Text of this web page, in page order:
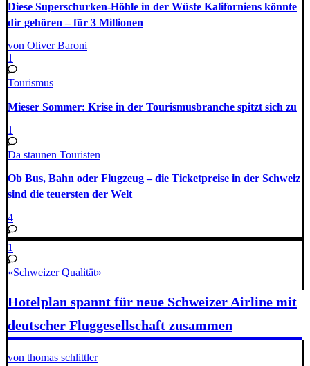
Diese Superschurken-Höhle in der Wüste Kaliforniens könnte
dir gehören – für 3 Millionen
von Oliver Baroni
1
Tourismus
Mieser Sommer: Krise in der Tourismusbranche spitzt sich zu
1
Da staunen Touristen
Ob Bus, Bahn oder Flugzeug – die Ticketpreise in der Schweiz
sind die teuersten der Welt
4
1
«Schweizer Qualität»
Hotelplan spannt für neue Schweizer Airline mit
deutscher Fluggesellschaft zusammen
von thomas schlittler